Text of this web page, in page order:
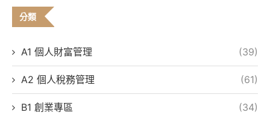
分類
A1 個人財富管理 (39)
A2 個人稅務管理 (61)
B1 創業專區 (34)